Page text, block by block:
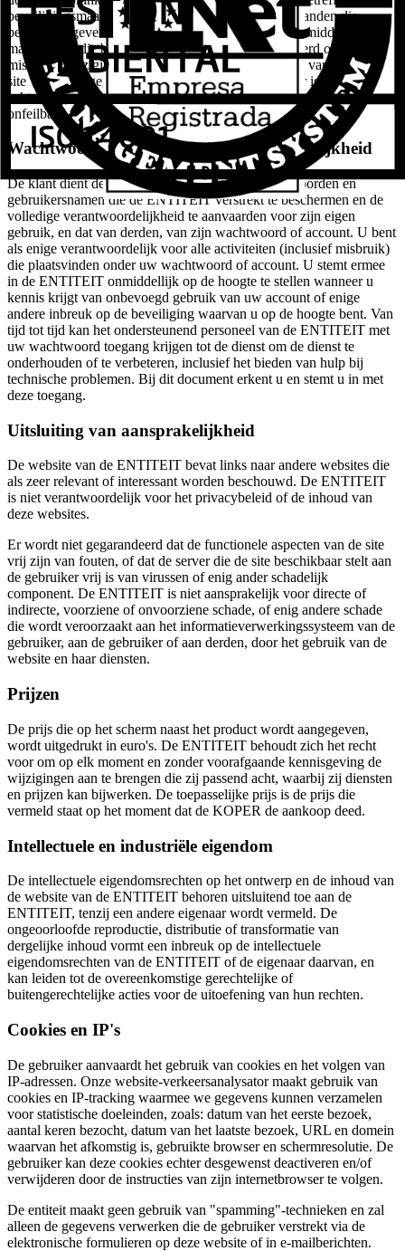
beveiligingsmaatregelen voor geautomatiseerde bestanden die
persoonsgegevens bevatten, en heeft alle technische middelen en
maatregelen die binnen haar bereik liggen geïnstalleerd om verlies,
misbruik, wijziging, onbevoegde toegang en diefstal van de op de
site verstrekte gegevens te voorkomen. De gebruiker is zich er
echter van bewust dat beveiligingsmaatregelen op internet niet
onfeilbaar zijn.
Wachtwoorden, gebruik en verantwoordelijkheid
De klant dient de vertrouwelijkheid van de wachtwoorden en
gebruikersnamen die de ENTITEIT verstrekt te beschermen en de
volledige verantwoordelijkheid te aanvaarden voor zijn eigen
gebruik, en dat van derden, van zijn wachtwoord of account. U bent
als enige verantwoordelijk voor alle activiteiten (inclusief misbruik)
die plaatsvinden onder uw wachtwoord of account. U stemt ermee
in de ENTITEIT onmiddellijk op de hoogte te stellen wanneer u
kennis krijgt van onbevoegd gebruik van uw account of enige
andere inbreuk op de beveiliging waarvan u op de hoogte bent. Van
tijd tot tijd kan het ondersteunend personeel van de ENTITEIT met
uw wachtwoord toegang krijgen tot de dienst om de dienst te
onderhouden of te verbeteren, inclusief het bieden van hulp bij
technische problemen. Bij dit document erkent u en stemt u in met
deze toegang.
Uitsluiting van aansprakelijkheid
De website van de ENTITEIT bevat links naar andere websites die
als zeer relevant of interessant worden beschouwd. De ENTITEIT
is niet verantwoordelijk voor het privacybeleid of de inhoud van
deze websites.
Er wordt niet gegarandeerd dat de functionele aspecten van de site
vrij zijn van fouten, of dat de server die de site beschikbaar stelt aan
de gebruiker vrij is van virussen of enig ander schadelijk
component. De ENTITEIT is niet aansprakelijk voor directe of
indirecte, voorziene of onvoorziene schade, of enig andere schade
die wordt veroorzaakt aan het informatieverwerkingssysteem van de
gebruiker, aan de gebruiker of aan derden, door het gebruik van de
website en haar diensten.
Prijzen
De prijs die op het scherm naast het product wordt aangegeven,
wordt uitgedrukt in euro's. De ENTITEIT behoudt zich het recht
voor om op elk moment en zonder voorafgaande kennisgeving de
wijzigingen aan te brengen die zij passend acht, waarbij zij diensten
en prijzen kan bijwerken. De toepasselijke prijs is de prijs die
vermeld staat op het moment dat de KOPER de aankoop deed.
Intellectuele en industriële eigendom
De intellectuele eigendomsrechten op het ontwerp en de inhoud van
de website van de ENTITEIT behoren uitsluitend toe aan de
ENTITEIT, tenzij een andere eigenaar wordt vermeld. De
ongeoorloofde reproductie, distributie of transformatie van
dergelijke inhoud vormt een inbreuk op de intellectuele
eigendomsrechten van de ENTITEIT of de eigenaar daarvan, en
kan leiden tot de overeenkomstige gerechtelijke of
buitengerechtelijke acties voor de uitoefening van hun rechten.
Cookies en IP's
De gebruiker aanvaardt het gebruik van cookies en het volgen van
IP-adressen. Onze website-verkeersanalysator maakt gebruik van
cookies en IP-tracking waarmee we gegevens kunnen verzamelen
voor statistische doeleinden, zoals: datum van het eerste bezoek,
aantal keren bezocht, datum van het laatste bezoek, URL en domein
waarvan het afkomstig is, gebruikte browser en schermresolutie. De
gebruiker kan deze cookies echter desgewenst deactiveren en/of
verwijderen door de instructies van zijn internetbrowser te volgen.
De entiteit maakt geen gebruik van "spamming"-technieken en zal
alleen de gegevens verwerken die de gebruiker verstrekt via de
elektronische formulieren op deze website of in e-mailberichten.